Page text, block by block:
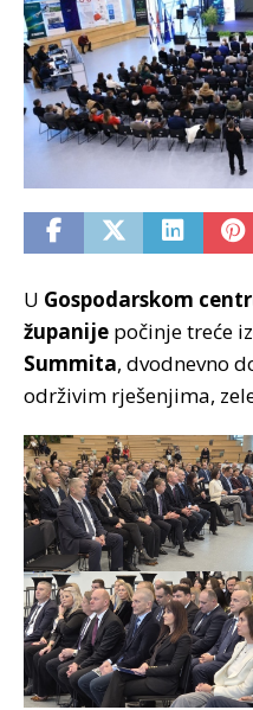
U Gospodarskom
županije počinje treće
Summita, dvodnevno
održivim rješenjima,